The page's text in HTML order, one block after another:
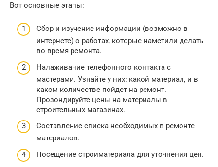
Вот основные этапы:
Сбор и изучение информации (возможно в
интернете) о работах, которые наметили делать
во время ремонта.
Налаживание телефонного контакта с
мастерами. Узнайте у них: какой материал, и в
каком количестве пойдет на ремонт.
Прозондируйте цены на материалы в
строительных магазинах.
Составление списка необходимых в ремонте
материалов.
Посещение стройматериала для уточнения цен.